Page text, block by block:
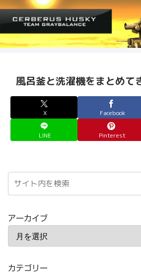
風呂釜と洗濯機をまとめて
X Facebook
LINE Pinterest
アーカイブ
カテゴリー